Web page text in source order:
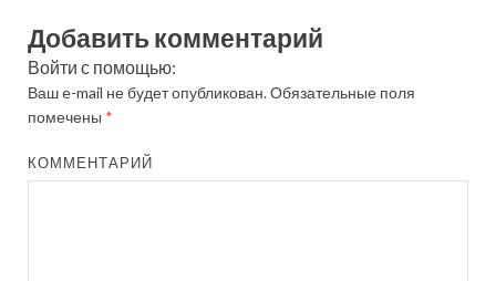
Добавить комментарий
Войти с помощью:
Ваш e-mail не будет опубликован.Обязательные поля
помечены *
КОММЕНТАРИЙ